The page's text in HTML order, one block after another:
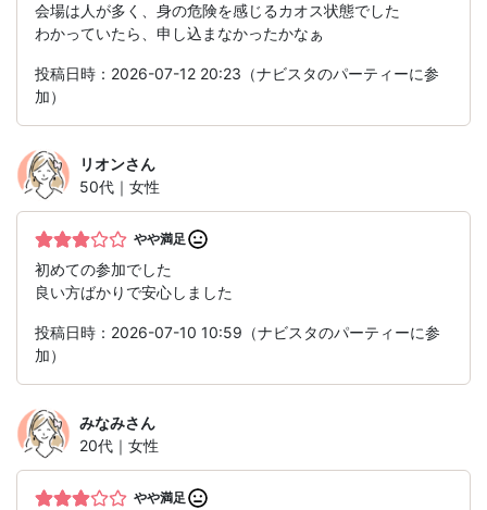
会場は人が多く、身の危険を感じるカオス状態でした
わかっていたら、申し込まなかったかなぁ
投稿日時：2026-07-12 20:23（ナビスタのパーティーに参
加）
リオンさん
50代｜女性
やや満足
初めての参加でした
良い方ばかりで安心しました
投稿日時：2026-07-10 10:59（ナビスタのパーティーに参
加）
みなみさん
20代｜女性
やや満足